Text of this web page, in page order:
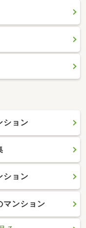
ション
ション
マンション